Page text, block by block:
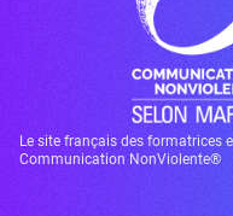
Le site français des formatrices
Communication NonViolente®